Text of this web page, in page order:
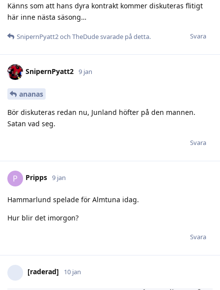
Känns som att hans dyra kontrakt kommer diskuteras flitigt
här inne nästa säsong…
Svara
SnipernPyatt2och TheDudesvarade på detta.
SnipernPyatt2 9 jan
ananas
Bör diskuteras redan nu, Junland höfter på den mannen.
Satan vad seg.
Svara
P Pripps 9 jan
Hammarlund spelade för Almtuna idag.
Hur blir det imorgon?
Svara
[raderad] 10 jan